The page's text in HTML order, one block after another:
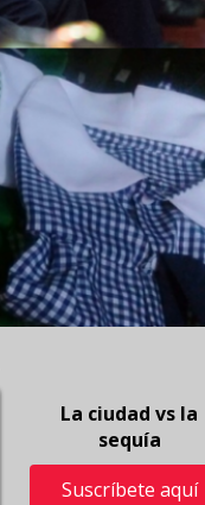
La ciudad vs la
sequía
Suscríbete aquí